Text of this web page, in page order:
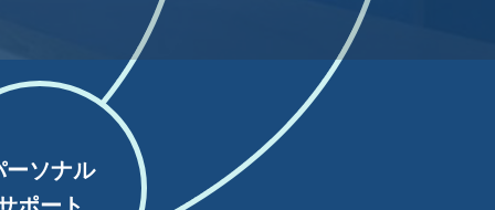
ーソナル